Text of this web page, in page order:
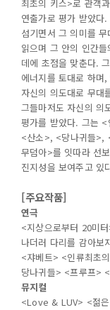
최초의 키스>로 관객
연출가로 평가 받았다
섬기면서 그 의미를
읽으며 그 안의 인간
데에 초점을 맞춘다.
에너지를 토대로 하며
자신의 의도대로 무대
그들마저도 자신의 의
평가를 받았다. 그는
<산소>, <당나귀들>,
무덤아>를 잇따라 선
진지성을 보여주고 있
[주요작품]
연극
<지상으로부터 20미
나더러 다리를 감아
<쟈베트> <인류최초
당나귀들> <프루프>
뮤지컬
<Love & LUV> <젊